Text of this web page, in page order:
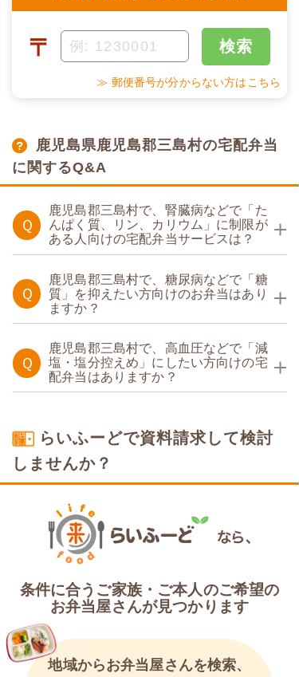
〒 検索
≫ 郵便番号が分からない方はこちら
鹿児島県鹿児島郡三島村の宅配弁当
に関するQ&A
Ｑ
鹿児島郡三島村で、腎臓病などで「た
んぱく質、リン、カリウム」に制限が
ある人向けの宅配弁当サービスは？
Ｑ
鹿児島郡三島村で、糖尿病などで「糖
質」を抑えたい方向けのお弁当はあり
ますか？
Ｑ
鹿児島郡三島村で、高血圧などで「減
塩・塩分控えめ」にしたい方向けの宅
配弁当はありますか？
らいふーどで資料請求して検討
しませんか？
条件に合うご家族・ご本人のご希望の
お弁当屋さんが見つかります
地域からお弁当屋さんを検索、